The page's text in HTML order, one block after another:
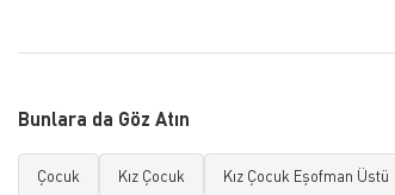
Bunlara da Göz Atın
Çocuk Kız Çocuk Kız Çocuk Eşofman Üstü